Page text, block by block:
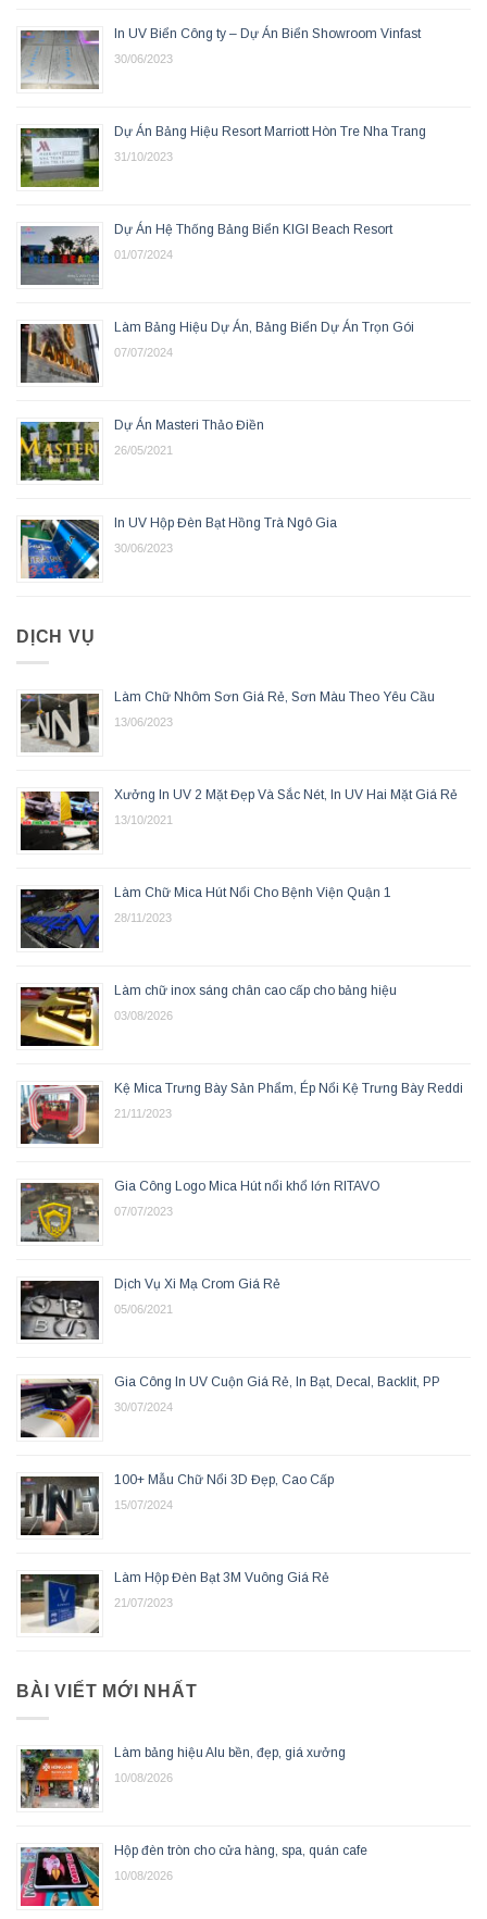
In UV Biển Công ty – Dự Án Biển Showroom Vinfast
30/06/2023
Dự Án Bảng Hiệu Resort Marriott Hòn Tre Nha Trang
31/10/2023
Dự Án Hệ Thống Bảng Biển KIGI Beach Resort
01/07/2024
Làm Bảng Hiệu Dự Án, Bảng Biển Dự Án Trọn Gói
07/07/2024
Dự Án Masteri Thảo Điền
26/05/2021
In UV Hộp Đèn Bạt Hồng Trà Ngô Gia
30/06/2023
DỊCH VỤ
Làm Chữ Nhôm Sơn Giá Rẻ, Sơn Màu Theo Yêu Cầu
13/06/2023
Xưởng In UV 2 Mặt Đẹp Và Sắc Nét, In UV Hai Mặt Giá Rẻ
13/10/2021
Làm Chữ Mica Hút Nổi Cho Bệnh Viện Quận 1
28/11/2023
Làm chữ inox sáng chân cao cấp cho bảng hiệu
03/08/2026
Kệ Mica Trưng Bày Sản Phẩm, Ép Nổi Kệ Trưng Bày Reddi
21/11/2023
Gia Công Logo Mica Hút nổi khổ lớn RITAVO
07/07/2023
Dịch Vụ Xi Mạ Crom Giá Rẻ
05/06/2021
Gia Công In UV Cuộn Giá Rẻ, In Bạt, Decal, Backlit, PP
30/07/2024
100+ Mẫu Chữ Nổi 3D Đẹp, Cao Cấp
15/07/2024
Làm Hộp Đèn Bạt 3M Vuông Giá Rẻ
21/07/2023
BÀI VIẾT MỚI NHẤT
Làm bảng hiệu Alu bền, đẹp, giá xưởng
10/08/2026
Hộp đèn tròn cho cửa hàng, spa, quán cafe
10/08/2026